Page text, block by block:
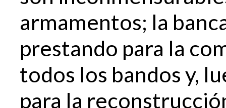
armamentos; la
prestando para la
todos los bandos y,
para la